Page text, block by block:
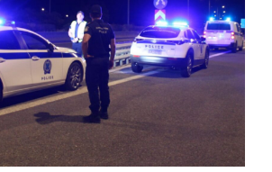
αγώνων…
21:32